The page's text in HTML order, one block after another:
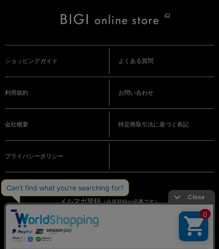
ショッピングガイド よくある質問
利用規約 お問い合わせ
会社概要 特定商取引法に基づく表記
プライバシーポリシー
メルマガ登録（会員登録が必要です）
OFFICIAL SNS